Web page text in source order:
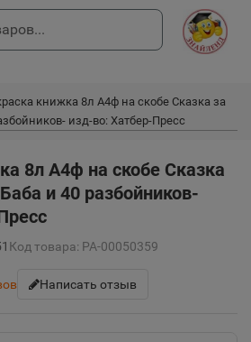
книжка 8л А4ф на скобе Сказка за
изд-во: Хатбер-Пресс
8л А4ф на скобе Сказка
и 40 разбойников-
Код товара: РА-00050359
Написать отзыв